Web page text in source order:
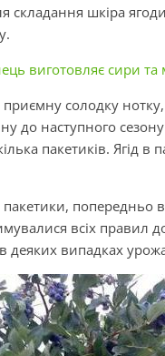
складання шкіра
виготовляє сири та
солодку
до наступного
пакетиків. Ягід
попередньо
всіх правил
в деяких випадках